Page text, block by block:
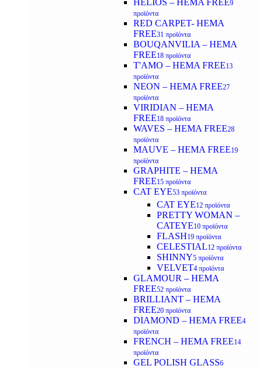
HELIOS – HEMA FREE9
προϊόντα
RED CARPET- HEMA
FREE31 προϊόντα
BOUQANVILIA – HEMA
FREE18 προϊόντα
T'AMO – HEMA FREE13
προϊόντα
NEON – HEMA FREE27
προϊόντα
VIRIDIAN – HEMA
FREE18 προϊόντα
WAVES – HEMA FREE28
προϊόντα
MAUVE – HEMA FREE19
προϊόντα
GRAPHITE – HEMA
FREE15 προϊόντα
CAT EYE53 προϊόντα
CAT EYE12 προϊόντα
PRETTY WOMAN –
CATEYE10 προϊόντα
FLASH19 προϊόντα
CELESTIAL12 προϊόντα
SHINNY5 προϊόντα
VELVET4 προϊόντα
GLAMOUR – HEMA
FREE52 προϊόντα
BRILLIANT – HEMA
FREE20 προϊόντα
DIAMOND – HEMA FREE4
προϊόντα
FRENCH – HEMA FREE14
προϊόντα
GEL POLISH GLASS6